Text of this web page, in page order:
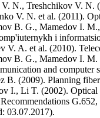
N., Treshchikov V. N.
V. N. et al. (2011).
B. G., Mamedov I.
i
V. A. et al. (2010).
B. G., Mamedov I.
and
B. (2009). Planning
I., Li T. (2002).
03.07.2017).